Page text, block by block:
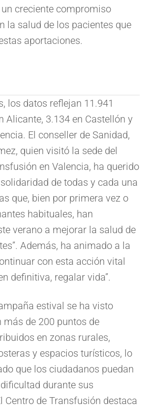
creciente compromiso
la salud de los pacientes que
aportaciones.
los datos reflejan 11.941
Alicante, 3.134 en Castellón y
El conseller de Sanidad,
quien visitó la sede del
en Valencia, ha querido
de todas y cada una
que, bien por primera vez o
habituales, han
verano a mejorar la salud de
Además, ha animado a la
con esta acción vital
definitiva, regalar vida”.
estival se ha visto
más de 200 puntos de
en zonas rurales,
y espacios turísticos, lo
que los ciudadanos puedan
durante sus
Centro de Transfusión destaca